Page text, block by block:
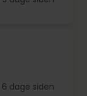
dage siden